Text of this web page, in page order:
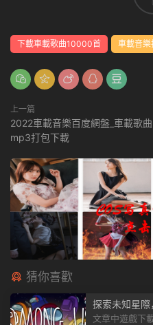
下載車載歌曲10000首 車載音
上一篇
2022車載音樂百度網盤_車載歌曲
mp3打包下載
猜你喜歡
探索未知星際
本
文章中遊戲下載地址如下: